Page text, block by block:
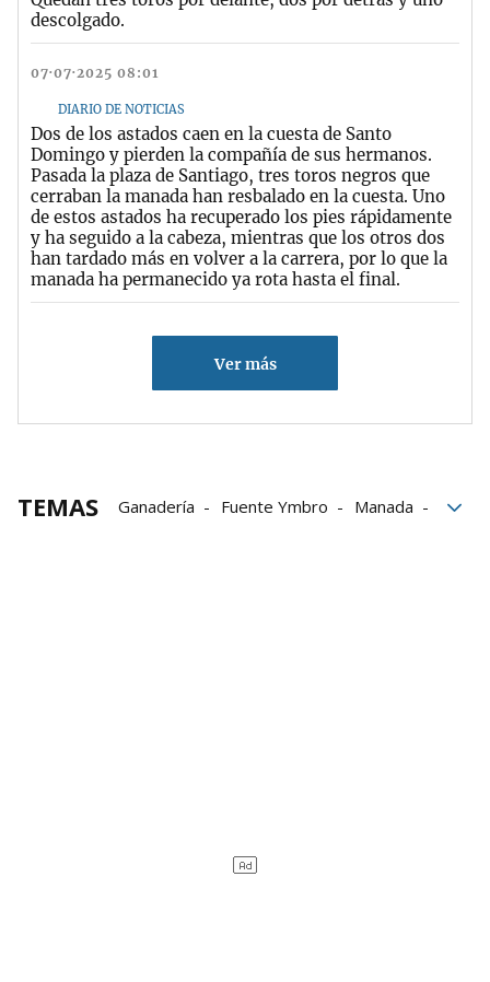
descolgado.
07·07·2025 08:01
DIARIO DE NOTICIAS
Dos de los astados caen en la cuesta de Santo
Domingo y pierden la compañía de sus hermanos.
Pasada la plaza de Santiago, tres toros negros que
cerraban la manada han resbalado en la cuesta. Uno
de estos astados ha recuperado los pies rápidamente
y ha seguido a la cabeza, mientras que los otros dos
han tardado más en volver a la carrera, por lo que la
manada ha permanecido ya rota hasta el final.
Ver más
TEMAS Ganadería Fuente Ymbro
Manada